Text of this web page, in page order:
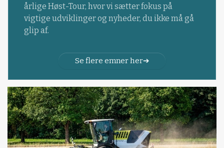
årlige Høst-Tour, hvor vi sætter fokus på
vigtige udviklinger og nyheder, du ikke må gå
glip af.
Se flere emner her